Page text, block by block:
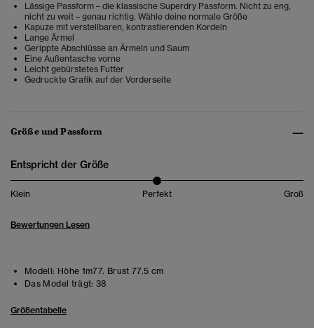
Lässige Passform – die klassische Superdry Passform. Nicht zu eng,
nicht zu weit – genau richtig. Wähle deine normale Größe
Kapuze mit verstellbaren, kontrastierenden Kordeln
Lange Ärmel
Gerippte Abschlüsse an Ärmeln und Saum
Eine Außentasche vorne
Leicht gebürstetes Futter
Gedruckte Grafik auf der Vorderseite
Größe und Passform
Entspricht der Größe
Klein Perfekt Groß
Bewertungen Lesen
Modell: Höhe 1m77. Brust 77.5 cm
Das Model trägt: 38
Größentabelle